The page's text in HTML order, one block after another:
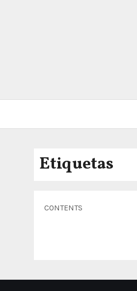
Etiquetas
CONTENTS